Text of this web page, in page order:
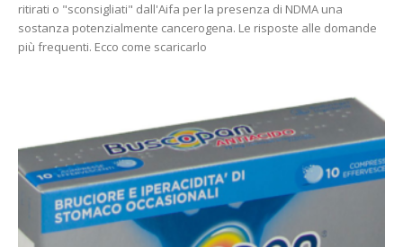
ritirati o "sconsigliati" dall'Aifa per la presenza di NDMA una
sostanza potenzialmente cancerogena. Le risposte alle domande
più frequenti. Ecco come scaricarlo